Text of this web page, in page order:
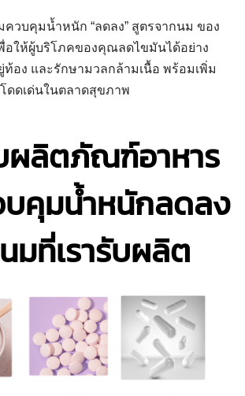
ควบคุมน้ำหนัก “ลดลง” สูตรจากนม ของ
พื่อให้ผู้บริโภคของคุณลดไขมันได้อย่าง
อง และรักษามวลกล้ามเนื้อ พร้อมเพิ่ม
ดเด่นในตลาดสุขภาพ
ผลิตภัณฑ์อาหาร
บคุมน้ำหนักลดลง
มที่เรารับผลิต